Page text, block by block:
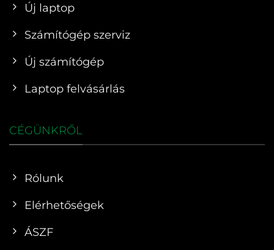
Új laptop
Számítógép szerviz
Új számítógép
Laptop felvásárlás
CÉGÜNKRŐL
Rólunk
Elérhetőségek
ÁSZF